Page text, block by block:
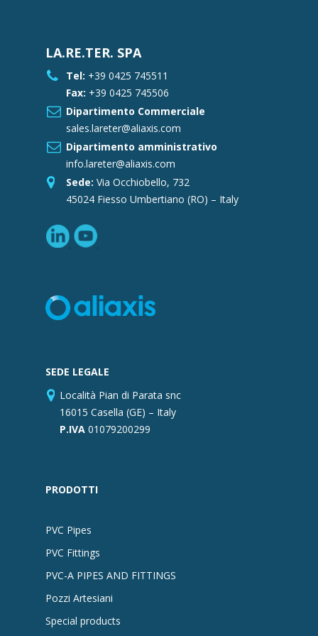
LA.RE.TER. SPA
Tel: +39 0425 745511
Fax: +39 0425 745506
Dipartimento Commerciale
sales.lareter@aliaxis.com
Dipartimento amministrativo
info.lareter@aliaxis.com
Sede: Via Occhiobello, 732
45024 Fiesso Umbertiano (RO) – Italy
SEDE LEGALE
Località Pian di Parata snc
16015 Casella (GE) – Italy
P.IVA 01079200299
PRODOTTI
PVC Pipes
PVC Fittings
PVC-A PIPES AND FITTINGS
Pozzi Artesiani
Special products